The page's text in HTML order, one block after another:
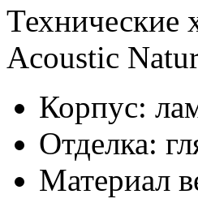
Технические
Acoustic
Корпус:
Отделка:
Материал